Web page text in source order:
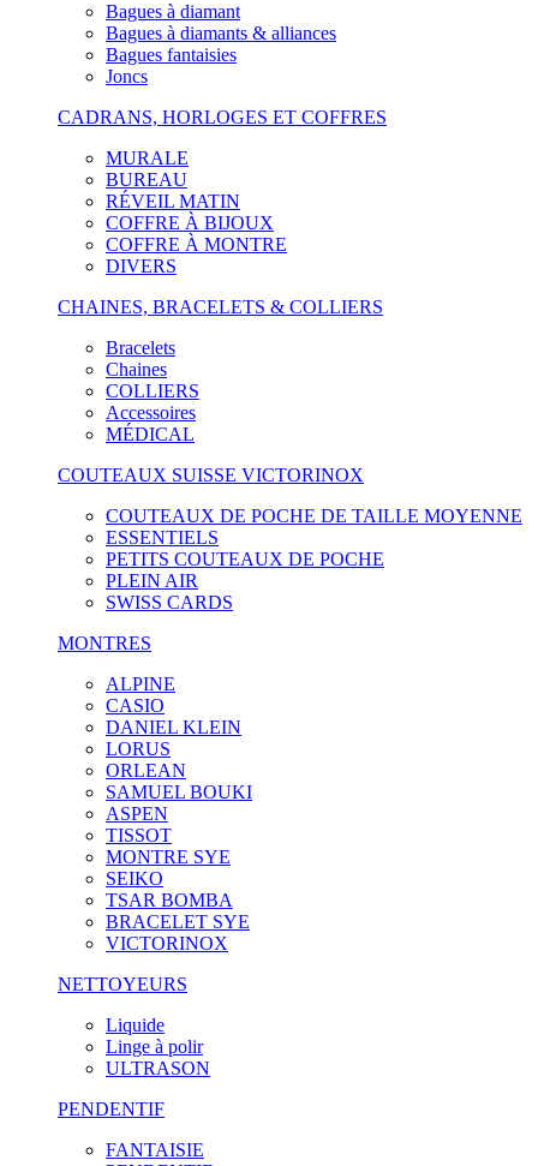
Bagues à diamant
Bagues à diamants & alliances
Bagues fantaisies
Joncs
CADRANS, HORLOGES ET COFFRES
MURALE
BUREAU
RÉVEIL MATIN
COFFRE À BIJOUX
COFFRE À MONTRE
DIVERS
CHAINES, BRACELETS & COLLIERS
Bracelets
Chaines
COLLIERS
Accessoires
MÉDICAL
COUTEAUX SUISSE VICTORINOX
COUTEAUX DE POCHE DE TAILLE MOYENNE
ESSENTIELS
PETITS COUTEAUX DE POCHE
PLEIN AIR
SWISS CARDS
MONTRES
ALPINE
CASIO
DANIEL KLEIN
LORUS
ORLEAN
SAMUEL BOUKI
ASPEN
TISSOT
MONTRE SYE
SEIKO
TSAR BOMBA
BRACELET SYE
VICTORINOX
NETTOYEURS
Liquide
Linge à polir
ULTRASON
PENDENTIF
FANTAISIE